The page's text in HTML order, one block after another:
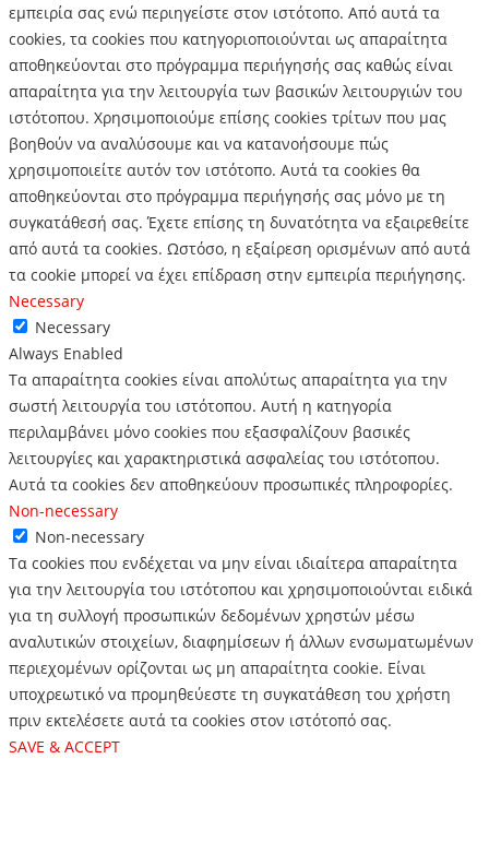
εμπειρία σας ενώ περιηγείστε στον ιστότοπο. Από αυτά τα
cookies, τα cookies που κατηγοριοποιούνται ως απαραίτητα
αποθηκεύονται στο πρόγραμμα περιήγησής σας καθώς είναι
απαραίτητα για την λειτουργία των βασικών λειτουργιών του
ιστότοπου. Χρησιμοποιούμε επίσης cookies τρίτων που μας
βοηθούν να αναλύσουμε και να κατανοήσουμε πώς
χρησιμοποιείτε αυτόν τον ιστότοπο. Αυτά τα cookies θα
αποθηκεύονται στο πρόγραμμα περιήγησής σας μόνο με τη
συγκατάθεσή σας. Έχετε επίσης τη δυνατότητα να εξαιρεθείτε
από αυτά τα cookies. Ωστόσο, η εξαίρεση ορισμένων από αυτά
τα cookie μπορεί να έχει επίδραση στην εμπειρία περιήγησης.
Necessary
Necessary
Always Enabled
Τα απαραίτητα cookies είναι απολύτως απαραίτητα για την
σωστή λειτουργία του ιστότοπου. Αυτή η κατηγορία
περιλαμβάνει μόνο cookies που εξασφαλίζουν βασικές
λειτουργίες και χαρακτηριστικά ασφαλείας του ιστότοπου.
Αυτά τα cookies δεν αποθηκεύουν προσωπικές πληροφορίες.
Non-necessary
Non-necessary
Τα cookies που ενδέχεται να μην είναι ιδιαίτερα απαραίτητα
για την λειτουργία του ιστότοπου και χρησιμοποιούνται ειδικά
για τη συλλογή προσωπικών δεδομένων χρηστών μέσω
αναλυτικών στοιχείων, διαφημίσεων ή άλλων ενσωματωμένων
περιεχομένων ορίζονται ως μη απαραίτητα cookie. Είναι
υποχρεωτικό να προμηθεύεστε τη συγκατάθεση του χρήστη
πριν εκτελέσετε αυτά τα cookies στον ιστότοπό σας.
SAVE & ACCEPT